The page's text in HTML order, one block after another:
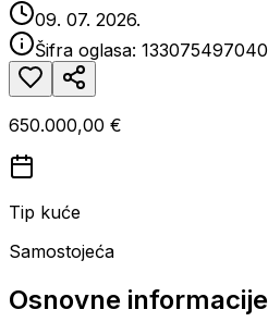
09. 07. 2026.
Šifra oglasa: 133075497040
650.000,00 €
Tip kuće
Samostojeća
Osnovne informacije